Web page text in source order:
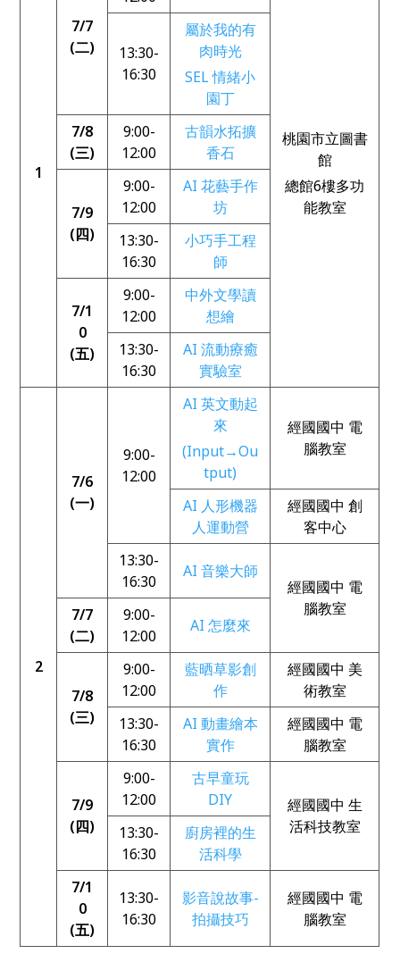
1
7/7
(二)
桃園市立圖書
館
總館6樓多功
能教室
13:30-
16:30
屬於我的有
肉時光
SEL 情緒小
園丁
7/8
(三)
9:00-
12:00
古韻水拓擴
香石
7/9
(四)
9:00-
12:00
AI 花藝手作
坊
13:30-
16:30
小巧手工程
師
7/1
0
(五)
9:00-
12:00
中外文學讀
想繪
13:30-
16:30
AI 流動療癒
實驗室
2
7/6
(一)
9:00-
12:00
AI 英文動起
來
(Input→Ou
tput)
經國國中 電
腦教室
AI 人形機器
人運動營
經國國中 創
客中心
13:30-
16:30
AI 音樂大師
經國國中 電
腦教室
7/7
(二)
9:00-
12:00
AI 怎麼來
7/8
(三)
9:00-
12:00
藍晒草影創
作
經國國中 美
術教室
13:30-
16:30
AI 動畫繪本
實作
經國國中 電
腦教室
7/9
(四)
9:00-
12:00
古早童玩
DIY
經國國中 生
活科技教室
13:30-
16:30
廚房裡的生
活科學
7/1
0
(五)
13:30-
16:30
影音說故事-
拍攝技巧
經國國中 電
腦教室